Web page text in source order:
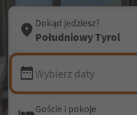
Dokąd jedziesz?
Południowy Tyrol
Wybierz daty
Goście i pokoje